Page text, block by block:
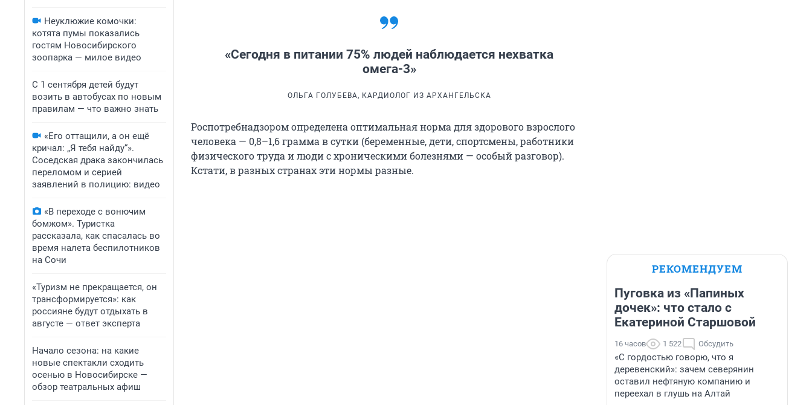
Неуклюжие комочки:
котята пумы показались
гостям Новосибирского
зоопарка — милое видео
С 1 сентября детей будут
возить в автобусах по новым
правилам — что важно знать
«Его оттащили, а он ещё
кричал: „Я тебя найду“».
Соседская драка закончилась
переломом и серией
заявлений в полицию: видео
«В переходе с вонючим
бомжом». Туристка
рассказала, как спасалась во
время налета беспилотников
на Сочи
«Туризм не прекращается, он
трансформируется»: как
россияне будут отдыхать в
августе — ответ эксперта
Начало сезона: на какие
новые спектакли сходить
осенью в Новосибирске —
обзор театральных афиш
«Сегодня в питании 75% людей наблюдается нехватка
омега-3»
ОЛЬГА ГОЛУБЕВА, КАРДИОЛОГ ИЗ АРХАНГЕЛЬСКА
Роспотребнадзором определена оптимальная норма для здорового взрослого
человека — 0,8–1,6 грамма в сутки (беременные, дети, спортсмены, работники
физического труда и люди с хроническими болезнями — особый разговор).
Кстати, в разных странах эти нормы разные.
РЕКОМЕНДУЕМ
Пуговка из «Папиных
дочек»: что стало с
Екатериной Старшовой
16 часов 1 522 Обсудить
«С гордостью говорю, что я
деревенский»: зачем северянин
оставил нефтяную компанию и
переехал в глушь на Алтай